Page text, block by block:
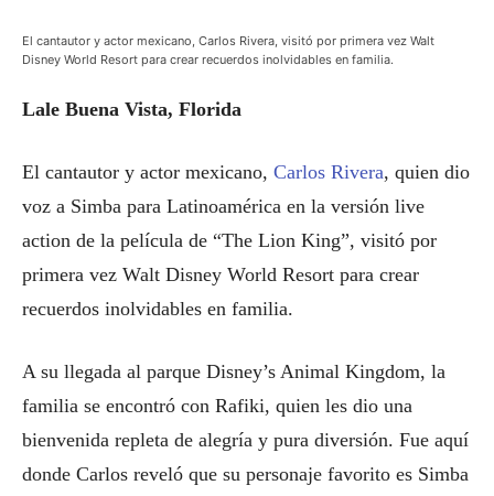
El cantautor y actor mexicano, Carlos Rivera, visitó por primera vez Walt
Disney World Resort para crear recuerdos inolvidables en familia.
Lale Buena Vista, Florida
El cantautor y actor mexicano, Carlos Rivera, quien dio
voz a Simba para Latinoamérica en la versión live
action de la película de “The Lion King”, visitó por
primera vez Walt Disney World Resort para crear
recuerdos inolvidables en familia.
A su llegada al parque Disney’s Animal Kingdom, la
familia se encontró con Rafiki, quien les dio una
bienvenida repleta de alegría y pura diversión. Fue aquí
donde Carlos reveló que su personaje favorito es Simba